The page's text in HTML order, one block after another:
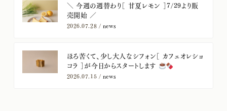
＼ 今週の週替わり［ 甘夏レモン ］7/29より販
売開始 ／
2026.07.28 / news
ほろ苦くて、少し大人なシフォン［ カフェオレショ
コラ ］が今日からスタートします
2026.07.15 / news